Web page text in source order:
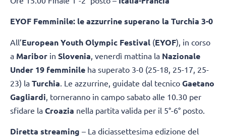
EYOF Femminile: le azzurrine superano la Turchia 3-0
All’European Youth Olympic Festival (EYOF), in corso
a Maribor in Slovenia , venerdì mattina la Nazionale
Under 19 femminile ha superato 3-0 (25-18, 25-17, 25-
23) la Turchia . Le azzurrine, guidate dal tecnico Gaetano
Gagliardi , torneranno in campo sabato alle 10.30 per
sfidare la Croazia nella partita valida per il 5°-6° posto.
Diretta streaming – La diciassettesima edizione del